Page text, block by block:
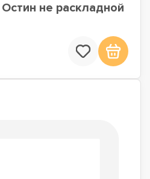
не раскладной